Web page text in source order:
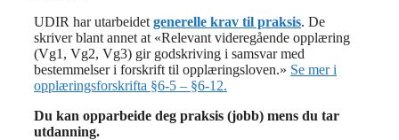
UDIR har utarbeidet generelle krav til praksis. De
skriver blant annet at «Relevant videregående opplæring
(Vg1, Vg2, Vg3) gir godskriving i samsvar med
bestemmelser i forskrift til opplæringsloven.» Se mer i
opplæringsforskrifta §6-5 – §6-12.
Du kan opparbeide deg praksis (jobb) mens du tar
utdanning.